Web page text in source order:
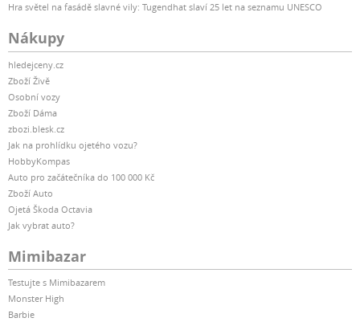
Hra světel na fasádě slavné vily: Tugendhat slaví 25 let na seznamu UNESCO
Nákupy
hledejceny.cz
Zboží Živě
Osobní vozy
Zboží Dáma
zbozi.blesk.cz
Jak na prohlídku ojetého vozu?
HobbyKompas
Auto pro začátečníka do 100 000 Kč
Zboží Auto
Ojetá Škoda Octavia
Jak vybrat auto?
Mimibazar
Testujte s Mimibazarem
Monster High
Barbie